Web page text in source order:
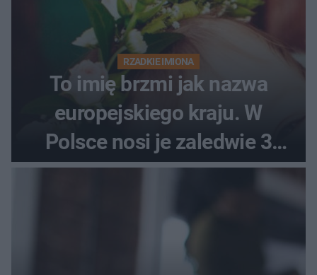
RZADKIE IMIONA
To imię brzmi jak nazwa
europejskiego kraju. W
Polsce nosi je zaledwie 3
kobiety